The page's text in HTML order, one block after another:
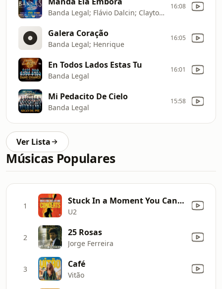
Banda Legal; Flávio Dalcin; Clayton; Iranir Pires
16:08
Galera Coração
Banda Legal; Henrique
16:05
En Todos Lados Estas Tu
Banda Legal
16:01
Mi Pedacito De Cielo
Banda Legal
15:58
Ver Lista
Músicas Populares
1 Stuck In a Moment You Can't Get Out Of (with Mick Jagger) [Live]
U2
2 25 Rosas
Jorge Ferreira
3 Café
Vitão